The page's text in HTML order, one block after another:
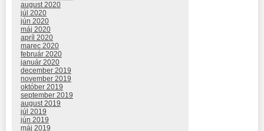
august 2020
júl 2020
jún 2020
máj 2020
apríl 2020
marec 2020
február 2020
január 2020
december 2019
november 2019
október 2019
september 2019
august 2019
júl 2019
jún 2019
máj 2019